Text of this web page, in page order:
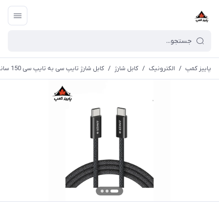
پاییز کمپ / الکترونیک / کابل شارژ / کابل شارژ تایپ سی به تایپ سی 150 سانتیمتر برند انکر 140 وات | A8060